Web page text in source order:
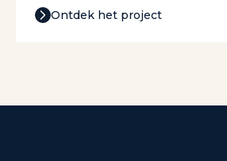
Ontdek het project